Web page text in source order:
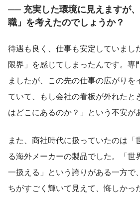
── 充実した環境に見えますが
職」を考えたのでしょうか？
待遇も良く、仕事も安定していまし
限界」を感じてしまったんです。専
ましたが、この先の仕事の広がりを
ていて、もし会社の看板が外れたと
はどこにあるのか？」という不安が
また、商社時代に扱っていたのは「
る海外メーカーの製品でした。「世
一扱える」という誇りがある一方で
ちがすごく輝いて見えて、悔しかっ